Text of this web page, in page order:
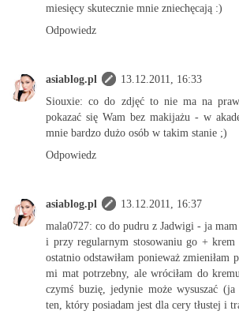
miesięcy skutecznie mnie zniechęcają :)
Odpowiedz
asiablog.pl
13.12.2011, 16:33
Siouxie: co do zdjęć to nie ma na
pokazać się Wam bez makijażu - w
mnie bardzo dużo osób w takim stanie ;)
Odpowiedz
asiablog.pl
13.12.2011, 16:37
mala0727: co do pudru z Jadwigi - ja
i przy regularnym stosowaniu go + krem
ostatnio odstawiłam ponieważ zmieniłam
mi mat potrzebny, ale wróciłam do
czymś buzię, jedynie może wysuszać
ten, który posiadam jest dla cery tłustej i